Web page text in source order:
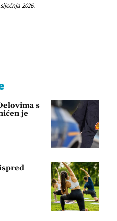
2026.
s
je